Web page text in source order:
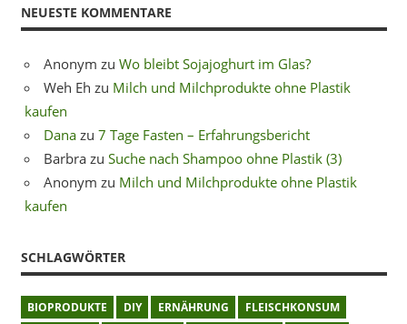
NEUESTE KOMMENTARE
Anonym zu Wo bleibt Sojajoghurt im Glas?
Weh Eh zu Milch und Milchprodukte ohne Plastik
kaufen
Dana zu 7 Tage Fasten – Erfahrungsbericht
Barbra zu Suche nach Shampoo ohne Plastik (3)
Anonym zu Milch und Milchprodukte ohne Plastik
kaufen
SCHLAGWÖRTER
BIOPRODUKTE DIY ERNÄHRUNG
FLEISCHKONSUM